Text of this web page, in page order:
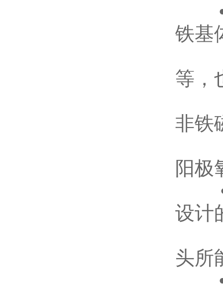
• F
铁基
等，
非铁
阳极
•
设计
头所
•